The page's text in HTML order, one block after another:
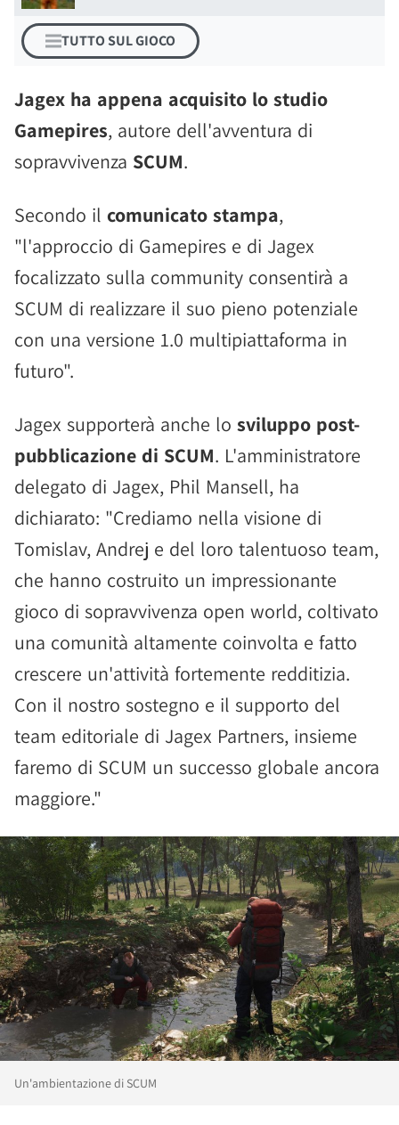
TUTTO SUL GIOCO
Jagex ha appena acquisito lo studio
Gamepires, autore dell'avventura di
sopravvivenza SCUM.
Secondo il comunicato stampa,
"l'approccio di Gamepires e di Jagex
focalizzato sulla community consentirà a
SCUM di realizzare il suo pieno potenziale
con una versione 1.0 multipiattaforma in
futuro".
Jagex supporterà anche lo sviluppo post-
pubblicazione di SCUM. L'amministratore
delegato di Jagex, Phil Mansell, ha
dichiarato: "Crediamo nella visione di
Tomislav, Andrej e del loro talentuoso team,
che hanno costruito un impressionante
gioco di sopravvivenza open world, coltivato
una comunità altamente coinvolta e fatto
crescere un'attività fortemente redditizia.
Con il nostro sostegno e il supporto del
team editoriale di Jagex Partners, insieme
faremo di SCUM un successo globale ancora
maggiore."
Un'ambientazione di SCUM